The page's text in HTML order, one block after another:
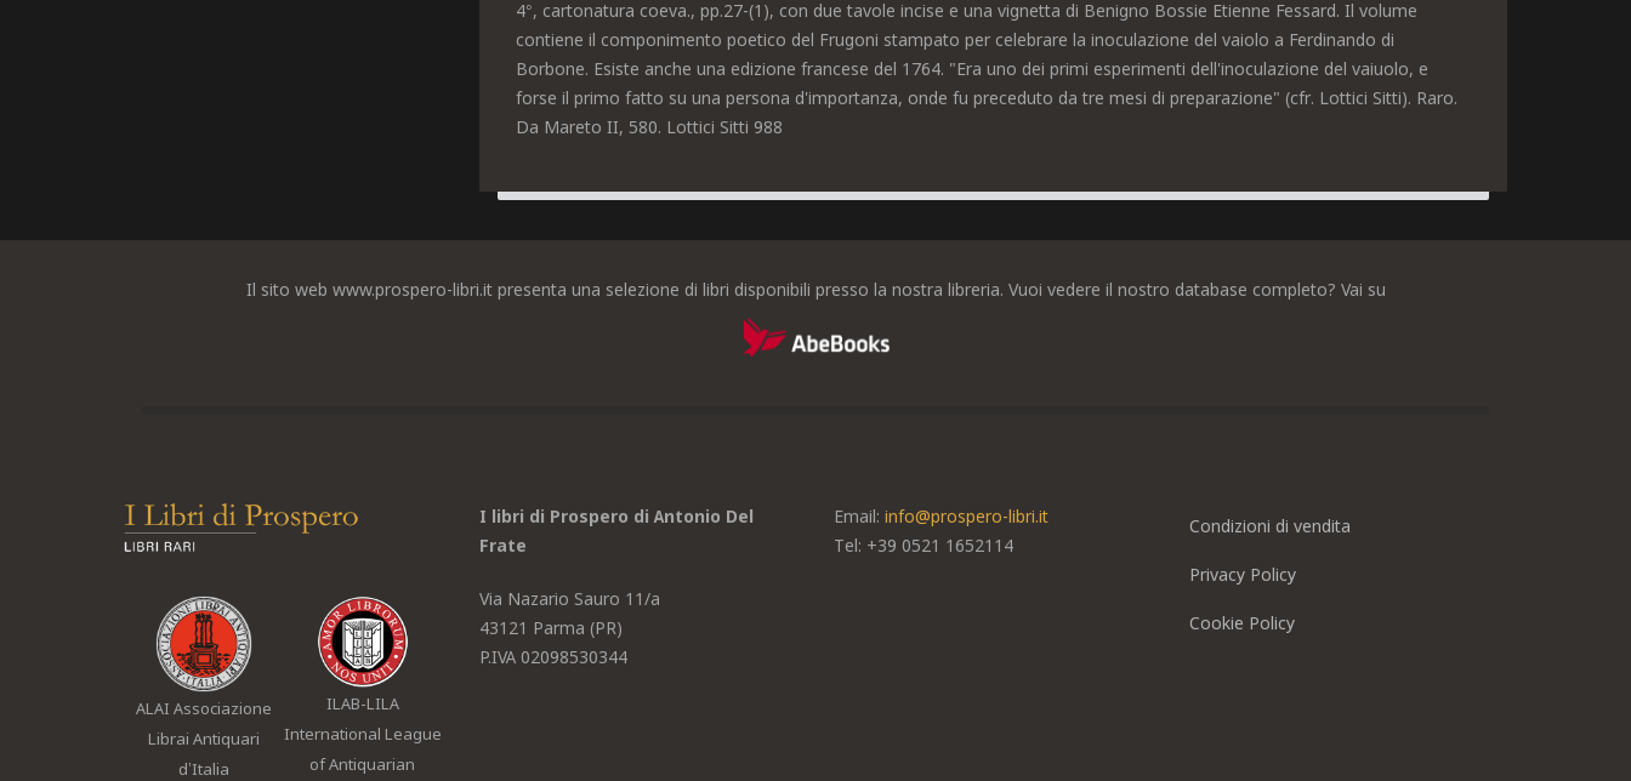
4°, cartonatura coeva., pp.27-(1), con due tavole incise e una vignetta di Benigno Bossie Etienne Fessard. Il volume
contiene il componimento poetico del Frugoni stampato per celebrare la inoculazione del vaiolo a Ferdinando di
Borbone. Esiste anche una edizione francese del 1764. "Era uno dei primi esperimenti dell'inoculazione del vaiuolo, e
forse il primo fatto su una persona d'importanza, onde fu preceduto da tre mesi di preparazione" (cfr. Lottici Sitti). Raro.
Da Mareto II, 580. Lottici Sitti 988
Il sito web www.prospero-libri.it presenta una selezione di libri disponibili presso la nostra libreria. Vuoi vedere il nostro database completo? Vai su
ALAI Associazione
Librai Antiquari
d’Italia
ILAB-LILA
International League
of Antiquarian
I libri di Prospero di Antonio Del
Frate
Via Nazario Sauro 11/a
43121 Parma (PR)
P.IVA 02098530344
Email: info@prospero-libri.it
Tel: +39 0521 1652114
Condizioni di vendita
Privacy Policy
Cookie Policy